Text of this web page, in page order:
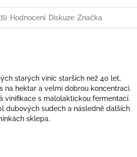
Hodnocení Diskuze Značka
starých vinic starších než 40 let,
na hektar a velmi dobrou koncentraci.
vinifikace s malolaktickou fermentací.
dubových sudech a následně dalších
sklepa.